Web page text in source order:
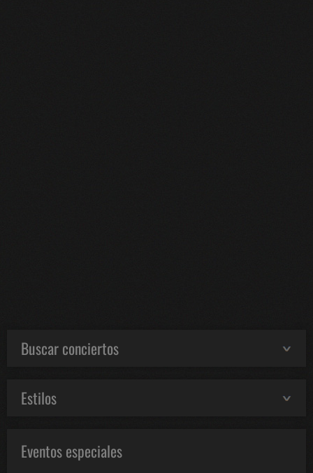
Buscar conciertos
Estilos
Eventos especiales